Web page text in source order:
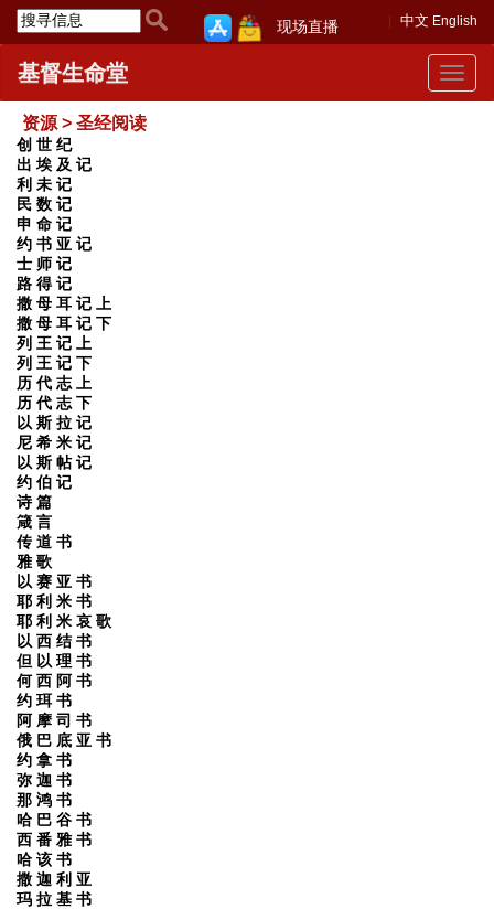
中文 English
现场直播
Toggle
基督生命堂
资源 > 圣经阅读
创 世 纪
出 埃 及 记
利 未 记
民 数 记
申 命 记
约 书 亚 记
士 师 记
路 得 记
撒 母 耳 记 上
撒 母 耳 记 下
列 王 记 上
列 王 记 下
历 代 志 上
历 代 志 下
以 斯 拉 记
尼 希 米 记
以 斯 帖 记
约 伯 记
诗 篇
箴 言
传 道 书
雅 歌
以 赛 亚 书
耶 利 米 书
耶 利 米 哀 歌
以 西 结 书
但 以 理 书
何 西 阿 书
约 珥 书
阿 摩 司 书
俄 巴 底 亚 书
约 拿 书
弥 迦 书
那 鸿 书
哈 巴 谷 书
西 番 雅 书
哈 该 书
撒 迦 利 亚
玛 拉 基 书